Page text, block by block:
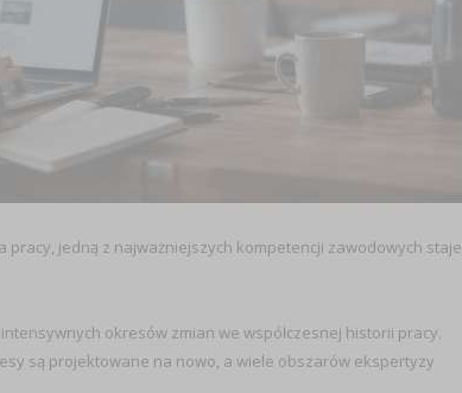
jedną z najważniejszych kompetencji zawodowych staje
okresów zmian we współczesnej historii pracy.
są projektowane na nowo, a wiele obszarów ekspertyzy